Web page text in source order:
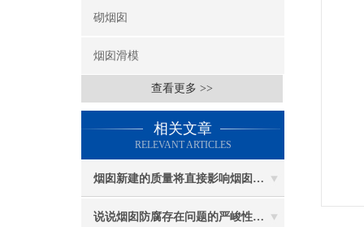
砌烟囱
烟囱滑模
查看更多 >>
相关文章
RELEVANT ARTICLES
烟囱新建的质量将直接影响烟囱防腐工程的难度
说说烟囱防腐存在问题的严峻性体现在哪些方面